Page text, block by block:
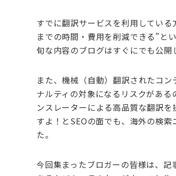
すでに翻訳サービスを利用してい
までの時間・費用を削減できる”と
旬な内容のブログはすぐにでも公開
また、機械（自動）翻訳されたコ
ナルティの対象になるリスクがあ
ンスレーターによる高品質な翻訳
すよ！とSEOの面でも、海外の検
た。
今回集まったブロガーの皆様は、